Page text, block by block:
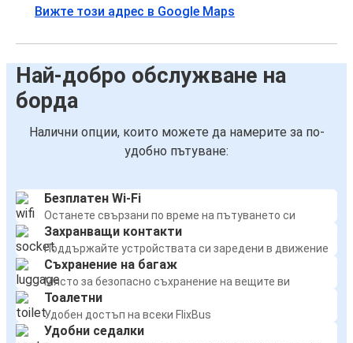
Вижте този адрес в Google Maps
Най-добро обслужване на
борда
Налични опции, които можете да намерите за по-
удобно пътуване:
Безплатен Wi-Fi
Останете свързани по време на пътуването си
Захранващи контакти
Поддържайте устройствата си заредени в движение
Съхранение на багаж
Място за безопасно съхранение на вещите ви
Тоалетни
Удобен достъп на всеки FlixBus
Удобни седалки